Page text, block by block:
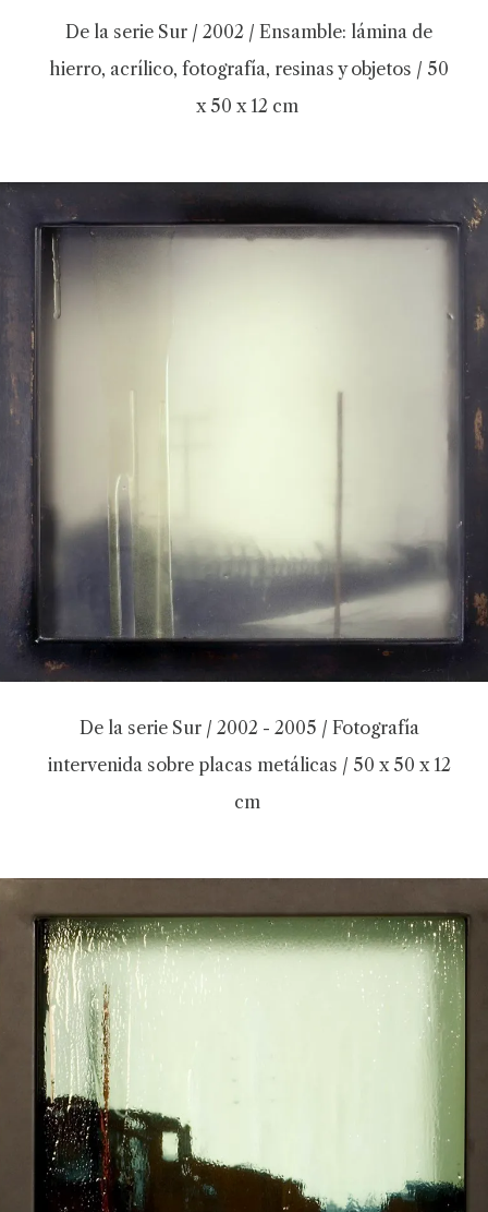
De la serie Sur / 2002 / Ensamble: lámina de
hierro, acrílico, fotografía, resinas y objetos / 50
x 50 x 12 cm
De la serie Sur / 2002 - 2005 / Fotografía
intervenida sobre placas metálicas / 50 x 50 x 12
cm